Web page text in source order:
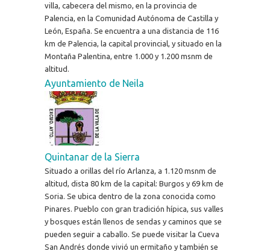
villa, cabecera del mismo, en la provincia de
Palencia, en la Comunidad Autónoma de Castilla y
León, España. Se encuentra a una distancia de 116
km de Palencia, la capital provincial, y situado en la
Montaña Palentina, entre 1.000 y 1.200 msnm de
altitud.
Ayuntamiento de Neila
Quintanar de la Sierra
Situado a orillas del río Arlanza, a 1.120 msnm de
altitud, dista 80 km de la capital: Burgos y 69 km de
Soria. Se ubica dentro de la zona conocida como
Pinares. Pueblo con gran tradición hípica, sus valles
y bosques están llenos de sendas y caminos que se
pueden seguir a caballo. Se puede visitar la Cueva
San Andrés donde vivió un ermitaño y también se